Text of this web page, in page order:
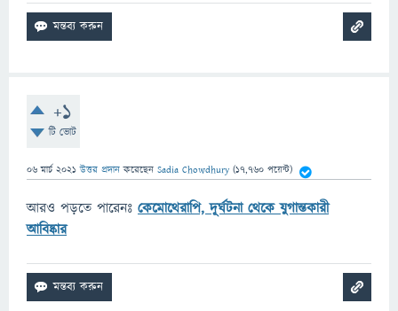
+1
টি ভোট
06 মার্চ 2021 উত্তর প্রদান করেছেন Sadia Chowdhury (17,760 পয়েন্ট)
আরও পড়তে পারেনঃ কেমোথেরাপি, দূর্ঘটনা থেকে যুগান্তকারী
আবিষ্কার